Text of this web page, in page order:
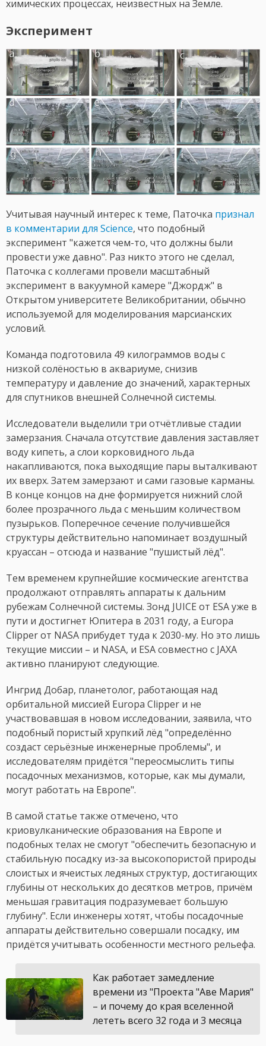
химических процессах, неизвестных на Земле.
Эксперимент
Учитывая научный интерес к теме, Паточка признал
в комментарии для Science, что подобный
эксперимент "кажется чем-то, что должны были
провести уже давно". Раз никто этого не сделал,
Паточка с коллегами провели масштабный
эксперимент в вакуумной камере "Джордж" в
Открытом университете Великобритании, обычно
используемой для моделирования марсианских
условий.
Команда подготовила 49 килограммов воды с
низкой солёностью в аквариуме, снизив
температуру и давление до значений, характерных
для спутников внешней Солнечной системы.
Исследователи выделили три отчётливые стадии
замерзания. Сначала отсутствие давления заставляет
воду кипеть, а слои корковидного льда
накапливаются, пока выходящие пары выталкивают
их вверх. Затем замерзают и сами газовые карманы.
В конце концов на дне формируется нижний слой
более прозрачного льда с меньшим количеством
пузырьков. Поперечное сечение получившейся
структуры действительно напоминает воздушный
круассан – отсюда и название "пушистый лёд".
Тем временем крупнейшие космические агентства
продолжают отправлять аппараты к дальним
рубежам Солнечной системы. Зонд JUICE от ESA уже в
пути и достигнет Юпитера в 2031 году, а Europa
Clipper от NASA прибудет туда к 2030-му. Но это лишь
текущие миссии – и NASA, и ESA совместно с JAXA
активно планируют следующие.
Ингрид Добар, планетолог, работающая над
орбитальной миссией Europa Clipper и не
участвовавшая в новом исследовании, заявила, что
подобный пористый хрупкий лёд "определённо
создаст серьёзные инженерные проблемы", и
исследователям придётся "переосмыслить типы
посадочных механизмов, которые, как мы думали,
могут работать на Европе".
В самой статье также отмечено, что
криовулканические образования на Европе и
подобных телах не смогут "обеспечить безопасную и
стабильную посадку из-за высокопористой природы
слоистых и ячеистых ледяных структур, достигающих
глубины от нескольких до десятков метров, причём
меньшая гравитация подразумевает большую
глубину". Если инженеры хотят, чтобы посадочные
аппараты действительно совершали посадку, им
придётся учитывать особенности местного рельефа.
Как работает замедление
времени из "Проекта "Аве Мария"
– и почему до края вселенной
лететь всего 32 года и 3 месяца